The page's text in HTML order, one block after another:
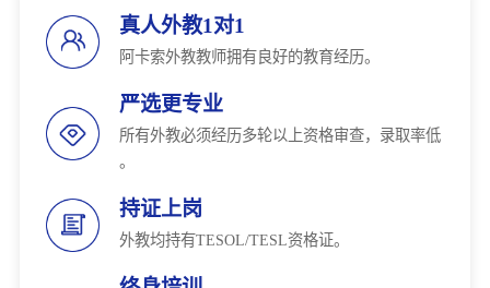
真人外教1对1
阿卡索外教教师拥有良好的教育经历。
严选更专业
所有外教必须经历多轮以上资格审查，录取率低
。
持证上岗
外教均持有TESOL/TESL资格证。